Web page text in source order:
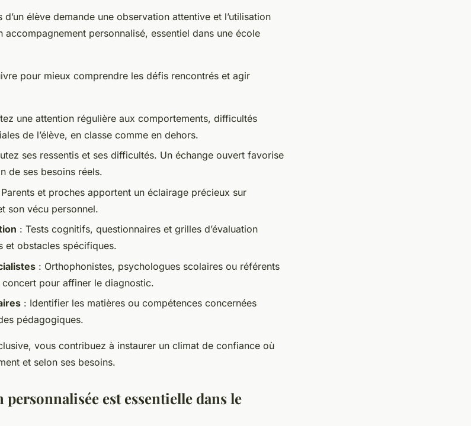
élève demande une observation attentive et l’utilisation
accompagnement personnalisé, essentiel dans une école
pour mieux comprendre les défis rencontrés et agir
une attention régulière aux comportements, difficultés
de l’élève, en classe comme en dehors.
ses ressentis et ses difficultés. Un échange ouvert favorise
de ses besoins réels.
et proches apportent un éclairage précieux sur
son vécu personnel.
: Tests cognitifs, questionnaires et grilles d’évaluation
et obstacles spécifiques.
: Orthophonistes, psychologues scolaires ou référents
pour affiner le diagnostic.
: Identifier les matières ou compétences concernées
pédagogiques.
vous contribuez à instaurer un climat de confiance où
et selon ses besoins.
est essentielle dans le